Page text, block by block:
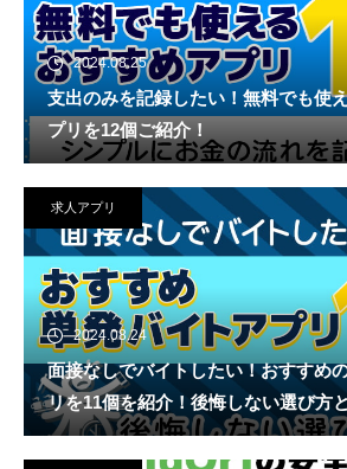
2024.08.25
支出のみを記録したい！無料でも使
プリを12個ご紹介！
求人アプリ
2024.08.24
面接なしでバイトしたい！おすすめ
リを11個を紹介！後悔しない選び方